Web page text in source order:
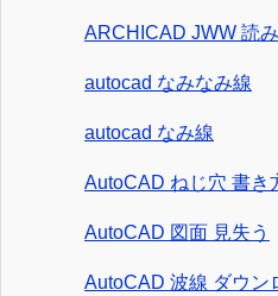
ARCHICAD JWW 読
autocad なみなみ線
autocad なみ線
AutoCAD ねじ穴 書き
AutoCAD 図面 見失う
AutoCAD 波線 ダウン